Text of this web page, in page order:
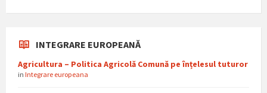
INTEGRARE EUROPEANĂ
Agricultura – Politica Agricolă Comună pe înțelesul tuturor
in Integrare europeana